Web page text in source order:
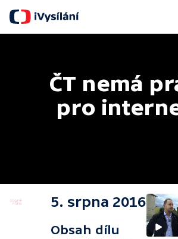
ČT nemá
pro
5. srpna 2016
Obsah dílu